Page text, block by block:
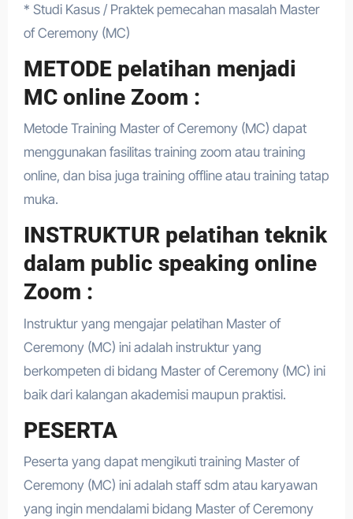
* Studi Kasus / Praktek pemecahan masalah Master
of Ceremony (MC)
METODE pelatihan menjadi
MC online Zoom :
Metode Training Master of Ceremony (MC) dapat
menggunakan fasilitas training zoom atau training
online, dan bisa juga training offline atau training tatap
muka.
INSTRUKTUR pelatihan teknik
dalam public speaking online
Zoom :
Instruktur yang mengajar pelatihan Master of
Ceremony (MC) ini adalah instruktur yang
berkompeten di bidang Master of Ceremony (MC) ini
baik dari kalangan akademisi maupun praktisi.
PESERTA
Peserta yang dapat mengikuti training Master of
Ceremony (MC) ini adalah staff sdm atau karyawan
yang ingin mendalami bidang Master of Ceremony